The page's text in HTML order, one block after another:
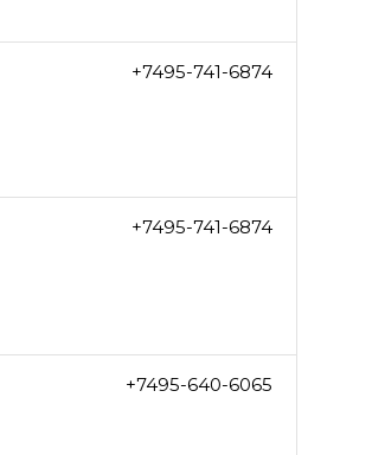
+7495-741-6874
+7495-741-6874
+7495-640-6065